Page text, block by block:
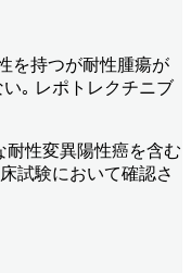
を持つが耐性腫瘍が
｡ レポトレクチニブ
耐性変異陽性癌を含む
試験において確認さ